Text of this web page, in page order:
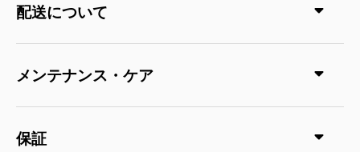
配送について
メンテナンス・ケア
保証